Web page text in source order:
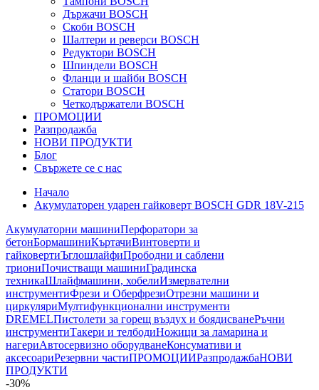
Държачи BOSCH
Скоби BOSCH
Шалтери и реверси BOSCH
Редуктори BOSCH
Шпиндели BOSCH
Фланци и шайби BOSCH
Статори BOSCH
Четкодържатели BOSCH
ПРОМОЦИИ
Разпродажба
НОВИ ПРОДУКТИ
Блог
Свържете се с нас
Начало
Акумулаторен ударен гайковерт BOSCH GDR 18V-215
Акумулаторни машиниПерфоратори за
бетонБормашиниКъртачиВинтоверти и
гайковертиЪглошлайфиПрободни и саблени
триониПочистващи машиниГрадинска
техникаШлайфмашини, хобелиИзмервателни
инструментиФрези и ОберфрезиОтрезни машини и
циркуляриМултифункционални инструменти
DREMELПистолети за горещ въздух и боядисванеРъчни
инструментиТакери и телбодиНожици за ламарина и
нагериАвтосервизно оборудванеКонсумативи и
аксесоариРезервни частиПРОМОЦИИРазпродажбаНОВИ
ПРОДУКТИ
-30%